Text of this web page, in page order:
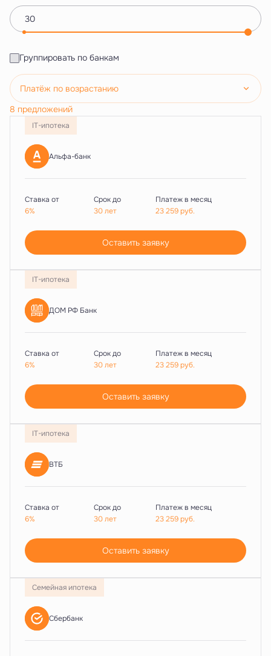
Группировать по банкам
Платёж по возрастанию
8 предложений
IT-ипотека
Альфа-банк
Ставка от
6%
Срок до
30 лет
Платеж в месяц
23 259руб.
Оставить заявку
IT-ипотека
ДОМ РФ Банк
Ставка от
6%
Срок до
30 лет
Платеж в месяц
23 259руб.
Оставить заявку
IT-ипотека
ВТБ
Ставка от
6%
Срок до
30 лет
Платеж в месяц
23 259руб.
Оставить заявку
Семейная ипотека
Сбербанк